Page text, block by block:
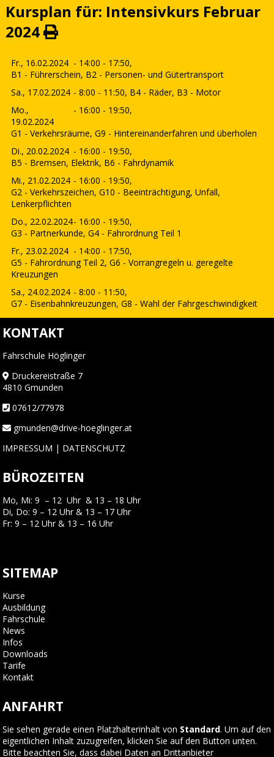
Kursplan für: Intensivkurs Februar
2024
Fr., 16.02.2024 - 14:00 - 17:50,
B1 - Führerschein, B2 - Personen- und Gütertransport
Sa., 17.02.2024 - 8:00 - 11:50, B4 - Räder, B3 - Motor
Mo.,
19.02.2024
- 16:00 - 19:50,
G1 - Verkehrsräume, G9 - Hintereinanderfahren und überholen
Di., 20.02.2024 - 16:00 - 19:50,
B5 - Bremsen, Elektrik, B6 - Fahrdynamik
Mi., 21.02.2024 - 16:00 - 19:50,
G2 - Verkehrszeichen, G10 - Beeinträchtigung, Unfall,
Lenkerpflichten
Do., 22.02.2024- 16:00 - 19:50,
G3 - Partnerkunde, G4 - Fahrordnung Teil 1
Fr., 23.02.2024 - 14:00 - 17:50,
G5 - Fahrordnung Teil 2, G6 - Vorrangregeln u. geregelte
Kreuzungen
Sa., 24.02.2024 - 8:00 - 11:50,
G7 - Eisenbahnkreuzungen, G8 - Wahl der Fahrgeschwindigkeit
KONTAKT
Fahrschule Höglinger
Druckereistraße 7
4810 Gmunden
07612/77978
gmunden@drive-hoeglinger.at
IMPRESSUM | DATENSCHUTZ
BÜROZEITEN
Mo, Mi: 9 – 12 Uhr & 13 – 18 Uhr
Di, Do: 9 – 12 Uhr & 13 – 17 Uhr
Fr: 9 – 12 Uhr & 13 – 16 Uhr
SITEMAP
Kurse
Ausbildung
Fahrschule
News
Infos
Downloads
Tarife
Kontakt
ANFAHRT
Sie sehen gerade einen Platzhalterinhalt von Standard. Um auf den
eigentlichen Inhalt zuzugreifen, klicken Sie auf den Button unten.
Bitte beachten Sie, dass dabei Daten an Drittanbieter